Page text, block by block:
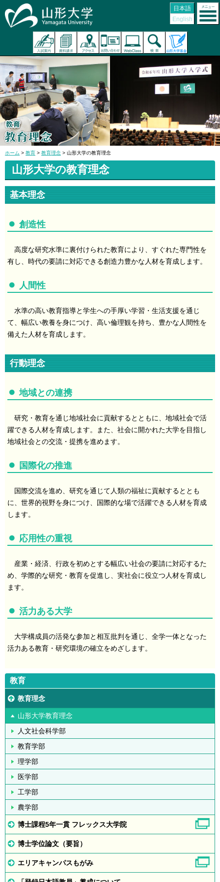
日本語
English
ホーム > 教育 > 教育理念 > 山形大学の教育理念
山形大学の教育理念
基本理念
創造性
高度な研究水準に裏付けられた教育により、すぐれた専門性を
有し、時代の要請に対応できる創造力豊かな人材を育成します。
人間性
水準の高い教育指導と学生への手厚い学習・生活支援を通じ
て、幅広い教養を身につけ、高い倫理観を持ち、豊かな人間性を
備えた人材を育成します。
行動理念
地域との連携
研究・教育を通じ地域社会に貢献するとともに、地域社会で活
躍できる人材を育成します。また、社会に開かれた大学を目指し
地域社会との交流・提携を進めます。
国際化の推進
国際交流を進め、研究を通じて人類の福祉に貢献するととも
に、世界的視野を身につけ、国際的な場で活躍できる人材を育成
します。
応用性の重視
産業・経済、行政を初めとする幅広い社会の要請に対応するた
め、学際的な研究・教育を促進し、実社会に役立つ人材を育成し
ます。
活力ある大学
大学構成員の活発な参加と相互批判を通じ、全学一体となった
活力ある教育・研究環境の確立をめざします。
教育
教育理念
山形大学教育理念
人文社会科学部
教育学部
理学部
医学部
工学部
農学部
博士課程5年一貫 フレックス大学院
博士学位論文（要旨）
エリアキャンパスもがみ